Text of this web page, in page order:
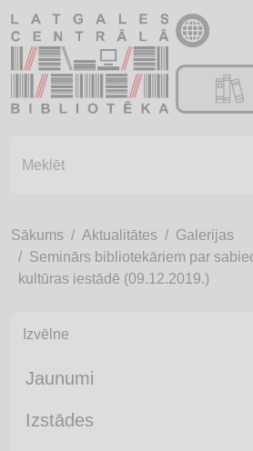
Sākums Aktualitātes
Galerijas
Seminārs bibliotekāriem par
kultūras iestādē (09.12.2019.)
Izvēlne
Jaunumi
Izstādes